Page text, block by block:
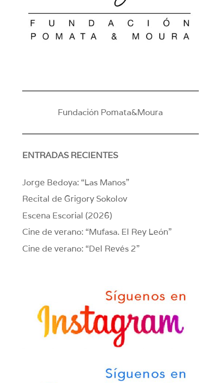
Fundación Pomata&Moura
ENTRADAS RECIENTES
Jorge Bedoya: “Las Manos”
Recital de Grigory Sokolov
Escena Escorial (2026)
Cine de verano: “Mufasa. El Rey León”
Cine de verano: “Del Revés 2”